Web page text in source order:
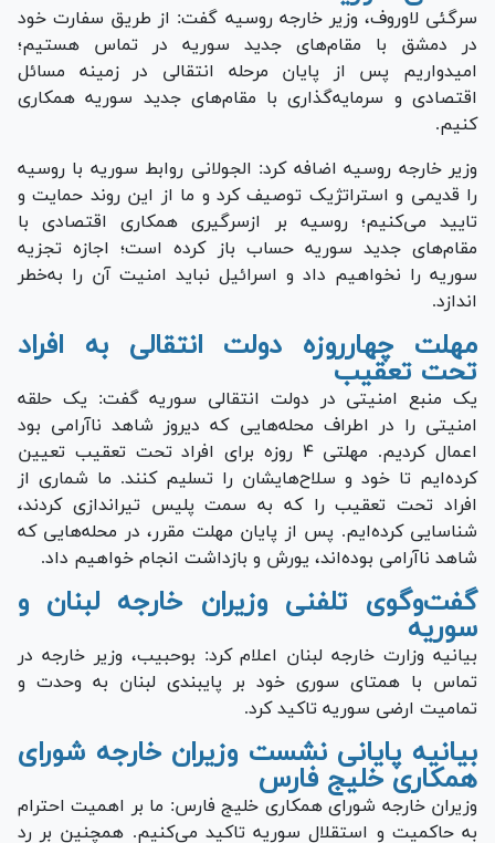
سرگئی لاوروف، وزیر خارجه روسیه گفت: از طریق سفارت خود
در دمشق با مقام‌های جدید سوریه در تماس هستیم؛
امیدواریم پس از پایان مرحله انتقالی در زمینه مسائل
اقتصادی و سرمایه‌گذاری با مقام‌های جدید سوریه همکاری
کنیم.
وزیر خارجه روسیه اضافه کرد: الجولانی روابط سوریه با روسیه
را قدیمی و استراتژیک توصیف کرد و ما از این روند حمایت و
تایید می‌کنیم؛ روسیه بر ازسرگیری همکاری اقتصادی با
مقام‌های جدید سوریه حساب باز کرده است؛ اجازه تجزیه
سوریه را نخواهیم داد و اسرائیل نباید امنیت آن را به‌خطر
اندازد.
مهلت چهارروزه دولت انتقالی به افراد
تحت تعقیب
یک منبع امنیتی در دولت انتقالی سوریه گفت: یک حلقه
امنیتی را در اطراف محله‌هایی که دیروز شاهد ناآرامی بود
اعمال کردیم. مهلتی ۴ روزه برای افراد تحت تعقیب تعیین
کرده‌ایم تا خود و سلاح‌هایشان را تسلیم کنند. ما شماری از
افراد تحت تعقیب را که به سمت پلیس تیراندازی کردند،
شناسایی کرده‌ایم. پس از پایان مهلت مقرر، در محله‌هایی که
شاهد ناآرامی بوده‌اند، یورش و بازداشت انجام خواهیم داد.
گفت‌وگوی تلفنی وزیران خارجه لبنان و
سوریه
بیانیه وزارت خارجه لبنان اعلام کرد: بوحبیب، وزیر خارجه در
تماس با همتای سوری خود بر پایبندی لبنان به وحدت و
تمامیت ارضی سوریه تاکید کرد.
بیانیه پایانی نشست وزیران خارجه شورای
همکاری خلیج فارس
وزیران خارجه شورای همکاری خلیج فارس: ما بر اهمیت احترام
به حاکمیت و استقلال سوریه تاکید می‌کنیم. همچنین بر رد